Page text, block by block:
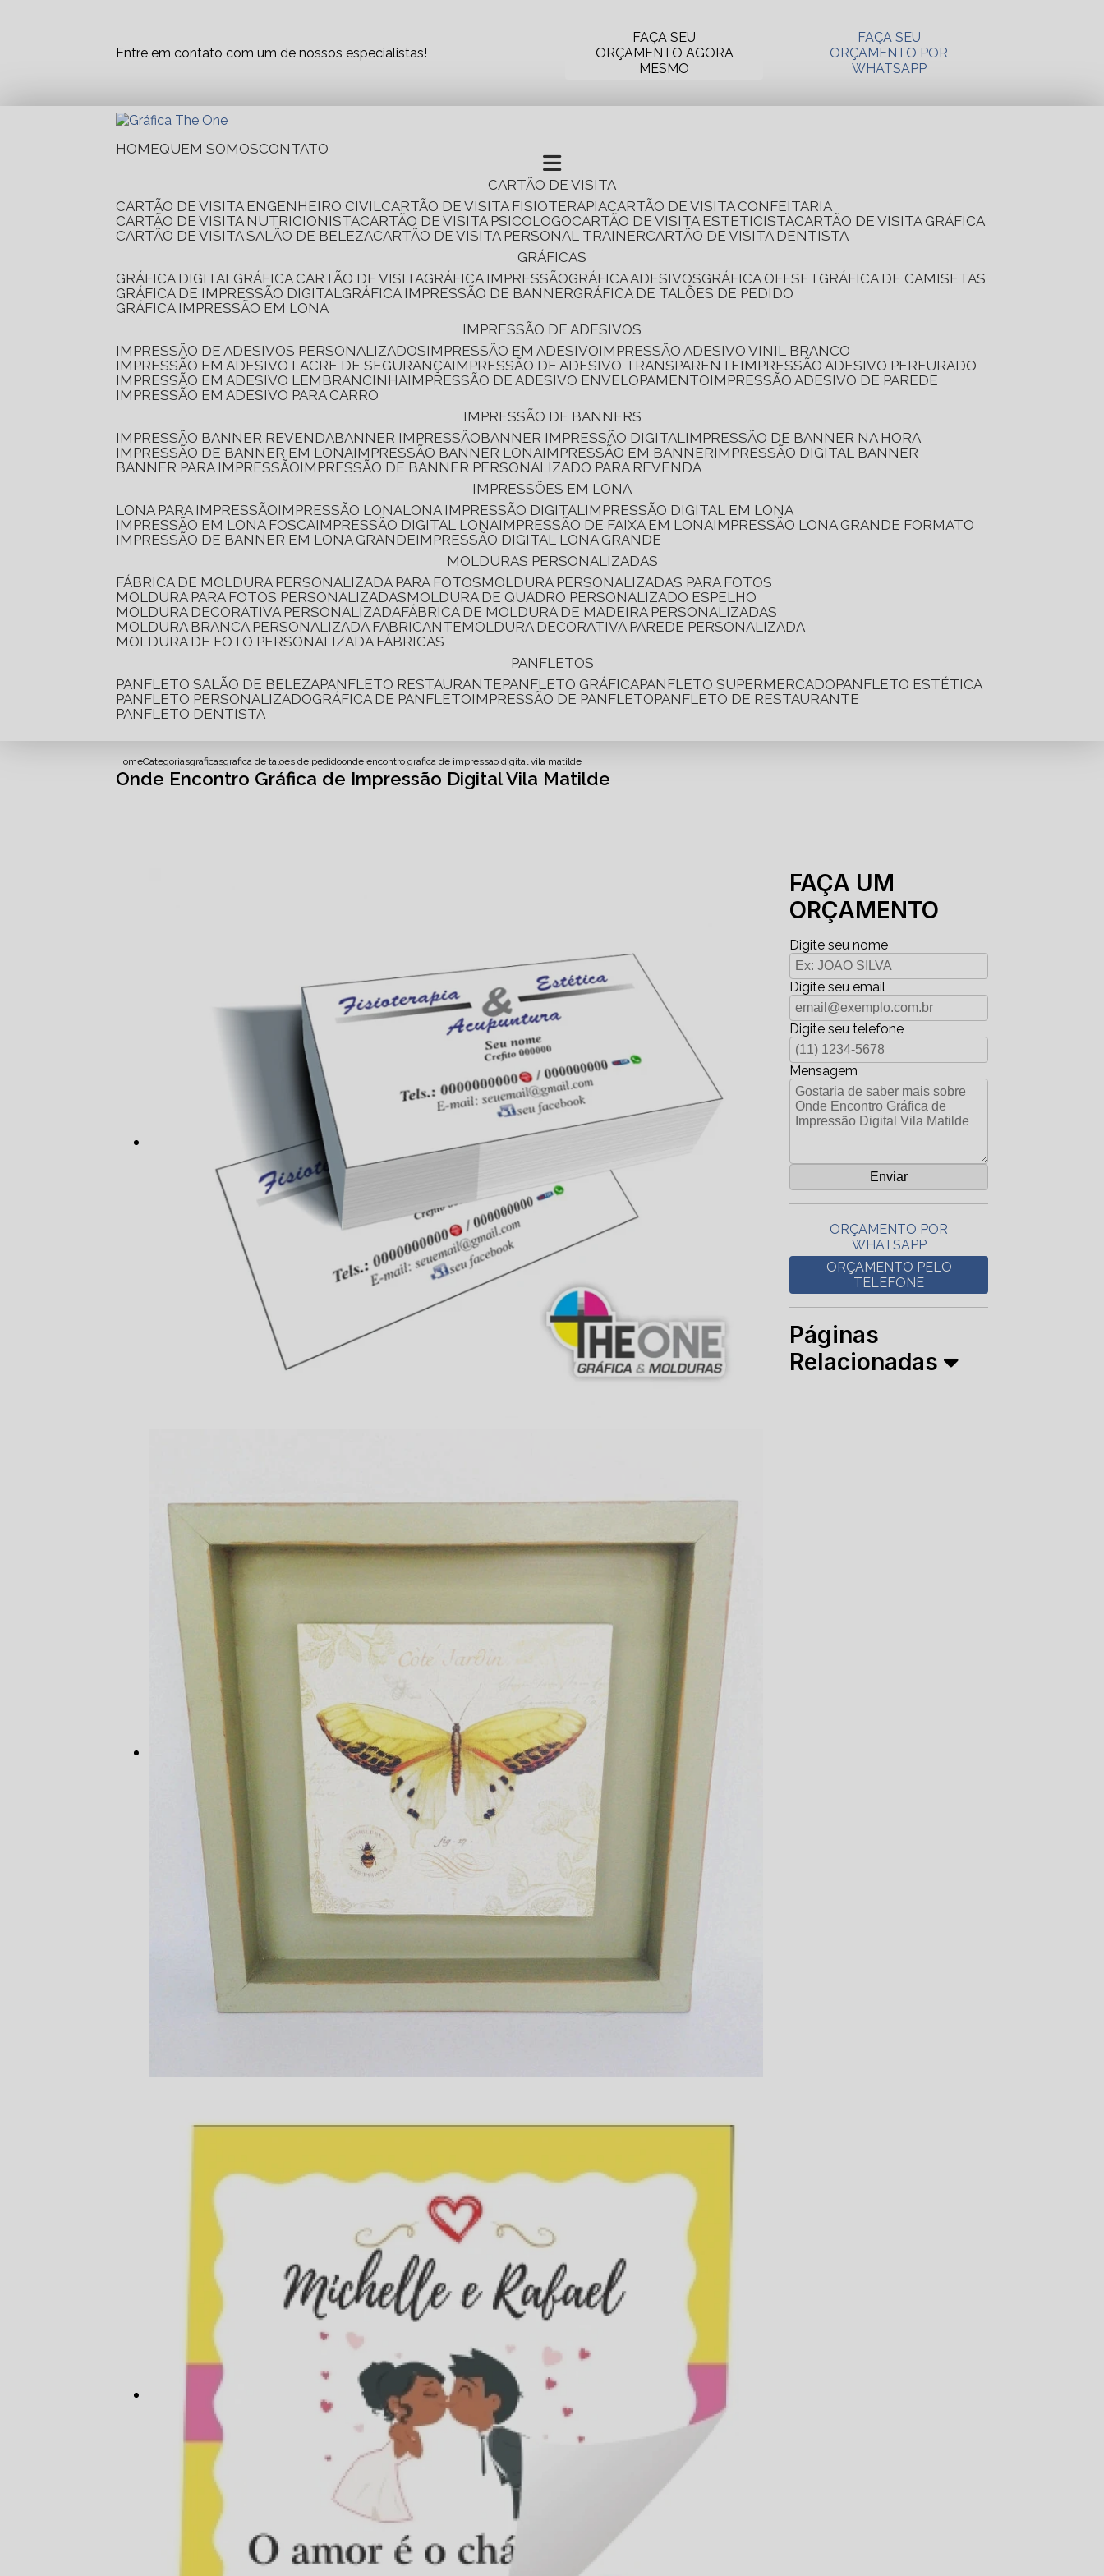
Entre em contato com um de nossos especialistas!
FAÇA SEU
ORÇAMENTO AGORA
MESMO
FAÇA SEU
ORÇAMENTO POR
WHATSAPP
HOME QUEM SOMOS CONTATO
CARTÃO DE VISITA
CARTÃO DE VISITA ENGENHEIRO CIVIL CARTÃO DE VISITA FISIOTERAPIA CARTÃO DE VISITA CONFEITARIA
CARTÃO DE VISITA NUTRICIONISTA CARTÃO DE VISITA PSICOLOGO CARTÃO DE VISITA ESTETICISTA CARTÃO DE VISITA GRÁFICA
CARTÃO DE VISITA SALÃO DE BELEZA CARTÃO DE VISITA PERSONAL TRAINER CARTÃO DE VISITA DENTISTA
GRÁFICAS
GRÁFICA DIGITAL
GRÁFICA CARTÃO DE VISITA GRÁFICA IMPRESSÃO GRÁFICA ADESIVOS GRÁFICA OFFSET
GRÁFICA DE CAMISETAS
GRÁFICA DE IMPRESSÃO DIGITAL
GRÁFICA IMPRESSÃO DE BANNER
GRÁFICA DE TALÕES DE PEDIDO
GRÁFICA IMPRESSÃO EM LONA
IMPRESSÃO DE ADESIVOS
IMPRESSÃO DE ADESIVOS PERSONALIZADOS IMPRESSÃO EM ADESIVO IMPRESSÃO ADESIVO VINIL BRANCO
IMPRESSÃO EM ADESIVO LACRE DE SEGURANÇA IMPRESSÃO DE ADESIVO TRANSPARENTE IMPRESSÃO ADESIVO PERFURADO
IMPRESSÃO EM ADESIVO LEMBRANCINHA IMPRESSÃO DE ADESIVO ENVELOPAMENTO IMPRESSÃO ADESIVO DE PAREDE
IMPRESSÃO EM ADESIVO PARA CARRO
IMPRESSÃO DE BANNERS
IMPRESSÃO BANNER REVENDA
BANNER IMPRESSÃO BANNER IMPRESSÃO DIGITAL IMPRESSÃO DE BANNER NA HORA
IMPRESSÃO DE BANNER EM LONA IMPRESSÃO BANNER LONA IMPRESSÃO EM BANNER IMPRESSÃO DIGITAL BANNER
BANNER PARA IMPRESSÃO IMPRESSÃO DE BANNER PERSONALIZADO PARA REVENDA
IMPRESSÕES EM LONA
LONA PARA IMPRESSÃO IMPRESSÃO LONA LONA IMPRESSÃO DIGITAL IMPRESSÃO DIGITAL EM LONA
IMPRESSÃO EM LONA FOSCA IMPRESSÃO DIGITAL LONA IMPRESSÃO DE FAIXA EM LONA IMPRESSÃO LONA GRANDE FORMATO
IMPRESSÃO DE BANNER EM LONA GRANDE IMPRESSÃO DIGITAL LONA GRANDE
MOLDURAS PERSONALIZADAS
FÁBRICA DE MOLDURA PERSONALIZADA PARA FOTOS
MOLDURA PERSONALIZADAS PARA FOTOS
MOLDURA PARA FOTOS PERSONALIZADAS
MOLDURA DE QUADRO PERSONALIZADO ESPELHO
MOLDURA DECORATIVA PERSONALIZADA FÁBRICA DE MOLDURA DE MADEIRA PERSONALIZADAS
MOLDURA BRANCA PERSONALIZADA FABRICANTE
MOLDURA DECORATIVA PAREDE PERSONALIZADA
MOLDURA DE FOTO PERSONALIZADA FÁBRICAS
PANFLETOS
PANFLETO SALÃO DE BELEZA PANFLETO RESTAURANTE PANFLETO GRÁFICA PANFLETO SUPERMERCADO PANFLETO ESTÉTICA
PANFLETO PERSONALIZADO
GRÁFICA DE PANFLETO IMPRESSÃO DE PANFLETO PANFLETO DE RESTAURANTE
PANFLETO DENTISTA
HomeCategoriasgraficasgrafica de taloes de pedidoonde encontro grafica de impressao digital vila matilde
Onde Encontro Gráfica de Impressão Digital Vila Matilde
FAÇA UM
ORÇAMENTO
Digite seu nome
Digite seu email
Digite seu telefone
Mensagem
ORÇAMENTO POR
WHATSAPP
ORÇAMENTO PELO
TELEFONE
Páginas
Relacionadas